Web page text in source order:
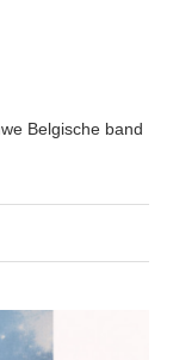
Belgische band